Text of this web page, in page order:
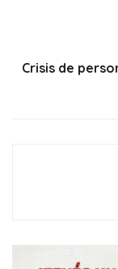
Crisis de